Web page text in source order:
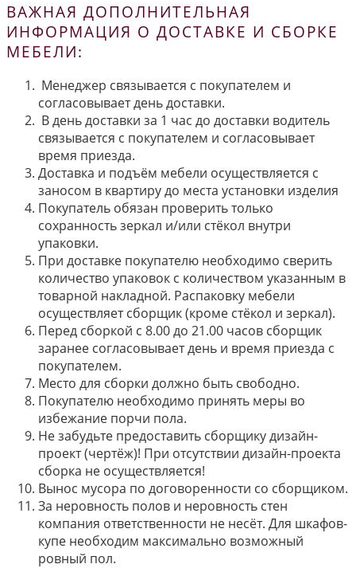
ВАЖНАЯ ДОПОЛНИТЕЛЬНАЯ
ИНФОРМАЦИЯ О ДОСТАВКЕ И СБОРКЕ
МЕБЕЛИ:
Менеджер связывается с покупателем и
согласовывает день доставки.
В день доставки за 1 час до доставки водитель
связывается с покупателем и согласовывает
время приезда.
Доставка и подъём мебели осуществляется с
заносом в квартиру до места установки изделия
Покупатель обязан проверить только
сохранность зеркал и/или стёкол внутри
упаковки.
При доставке покупателю необходимо сверить
количество упаковок с количеством указанным в
товарной накладной. Распаковку мебели
осуществляет сборщик (кроме стёкол и зеркал).
Перед сборкой с 8.00 до 21.00 часов сборщик
заранее согласовывает день и время приезда с
покупателем.
Место для сборки должно быть свободно.
Покупателю необходимо принять меры во
избежание порчи пола.
Не забудьте предоставить сборщику дизайн-
проект (чертёж)! При отсутствии дизайн-проекта
сборка не осуществляется!
Вынос мусора по договоренности со сборщиком.
За неровность полов и неровность стен
компания ответственности не несёт. Для шкафов-
купе необходим максимально возможный
ровный пол.